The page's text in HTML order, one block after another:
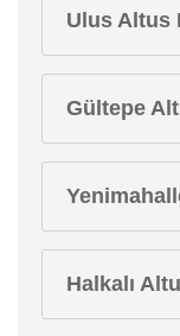
Ulus Altus
Gültepe
Halkalı